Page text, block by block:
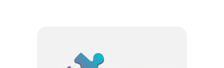
سفارش پروژه